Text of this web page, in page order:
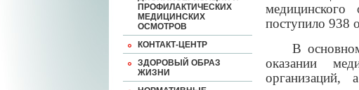
ПРОФИЛАКТИЧЕСКИХ
МЕДИЦИНСКИХ
ОСМОТРОВ
КОНТАКТ-ЦЕНТР
ЗДОРОВЫЙ ОБРАЗ
ЖИЗНИ
медицинского
поступило 938
В
оказании
организаций,